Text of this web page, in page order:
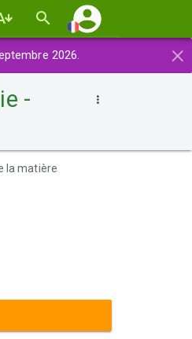
×
2026.
-
la matière